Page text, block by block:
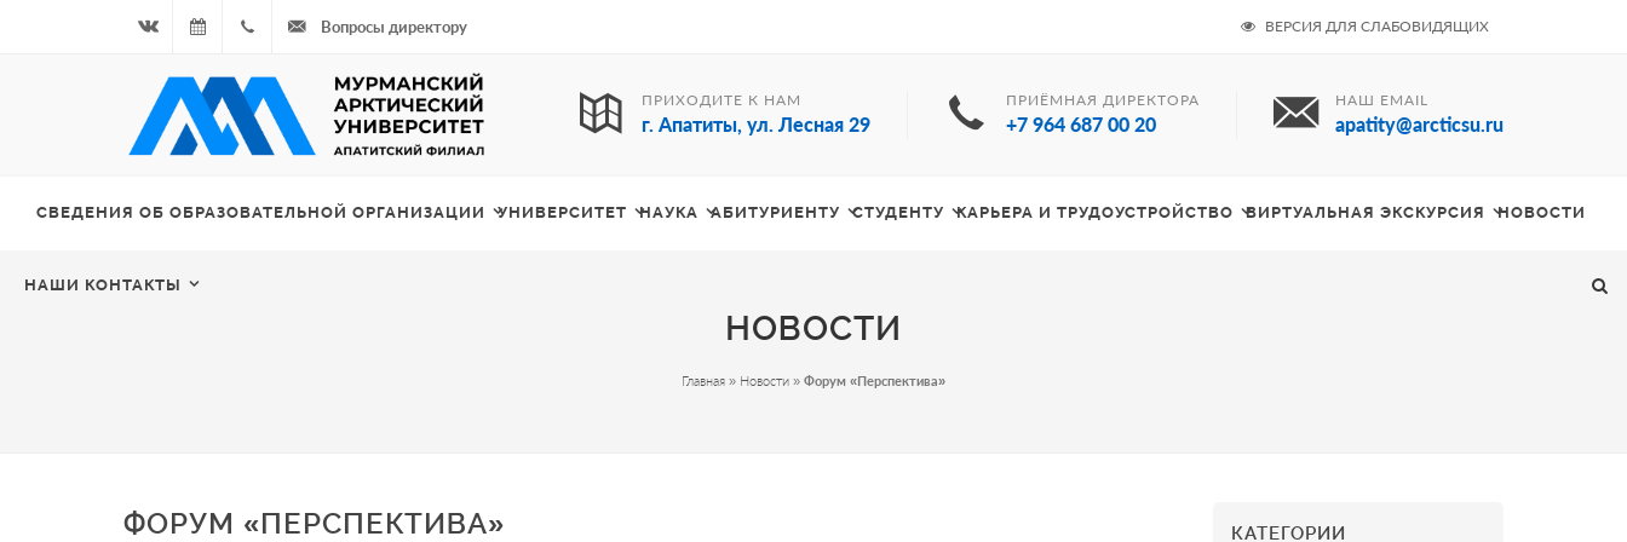
Вконтакте07.08.2026
- Чётная
+7
964
Вопросы директору ВЕРСИЯ ДЛЯ СЛАБОВИДЯЩИХ
ПРИХОДИТЕ К НАМ
г. Апатиты, ул. Лесная 29
ПРИЁМНАЯ ДИРЕКТОРА
+7 964 687 00 20
НАШ EMAIL
apatity@arcticsu.ru
СВЕДЕНИЯ ОБ ОБРАЗОВАТЕЛЬНОЙ ОРГАНИЗАЦИИ УНИВЕРСИТЕТ НАУКА АБИТУРИЕНТУ СТУДЕНТУ КАРЬЕРА И ТРУДОУСТРОЙСТВО ВИРТУАЛЬНАЯ ЭКСКУРСИЯ НОВОСТИ
НАШИ КОНТАКТЫ
НОВОСТИ
Главная » Новости » Форум «Перспектива»
ФОРУМ «ПЕРСПЕКТИВА» КАТЕГОРИИ